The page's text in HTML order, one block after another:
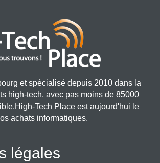
et spécialisé depuis 2010 dans la
high-tech, avec pas moins de 85000
Tech Place est aujourd'hui le
achats informatiques.
légales